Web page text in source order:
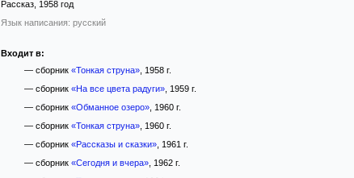
Рассказ, 1958 год
Язык написания: русский
Входит в:
— сборник «Тонкая струна», 1958 г.
— сборник «На все цвета радуги», 1959 г.
— сборник «Обманное озеро», 1960 г.
— сборник «Тонкая струна», 1960 г.
— сборник «Рассказы и сказки», 1961 г.
— сборник «Сегодня и вчера», 1962 г.